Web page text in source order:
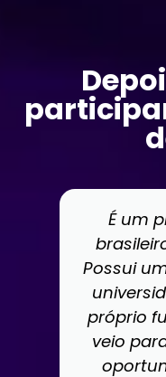
É um
Possui um
próprio
veio para